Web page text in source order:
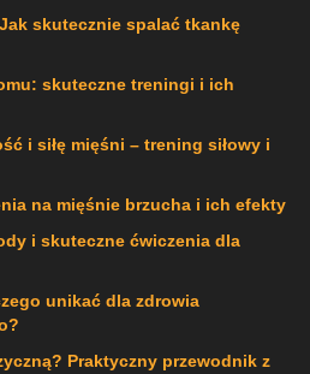
skutecznie spalać tkankę
skuteczne treningi i ich
i siłę mięśni – trening siłowy i
na mięśnie brzucha i ich efekty
i skuteczne ćwiczenia dla
unikać dla zdrowia
Praktyczny przewodnik z